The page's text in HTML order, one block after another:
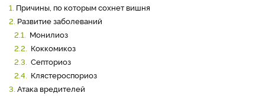
1. Причины, по которым сохнет вишня
2. Развитие заболеваний
2.1.
Монилиоз
2.2.
Коккомикоз
2.3. Септориоз
2.4.
Клястероспориоз
3. Атака вредителей